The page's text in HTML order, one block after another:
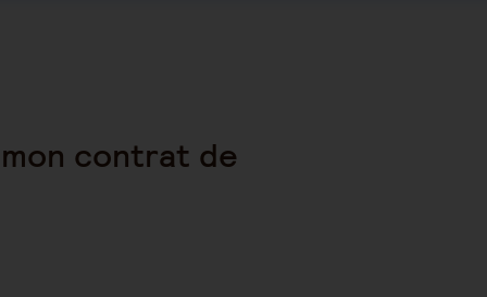
contrat de